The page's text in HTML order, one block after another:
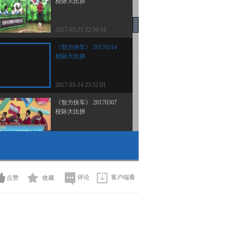
2017-03-21 22:56:14
《智力快车》 20170314
校际大比拼
2017-03-14 23:32:01
《智力快车》 20170307
校际大比拼
2017-03-01 01:29:53
点赞 收藏 评论 客户端看